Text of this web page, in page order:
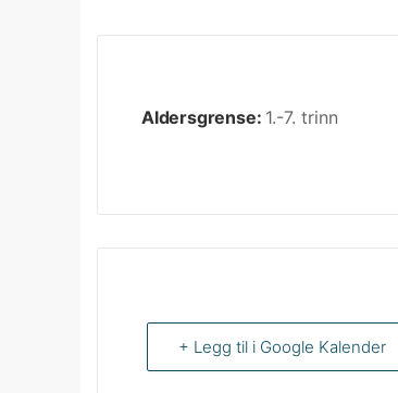
Aldersgrense: 1.-7. trinn
+ Legg til i Google Kalender